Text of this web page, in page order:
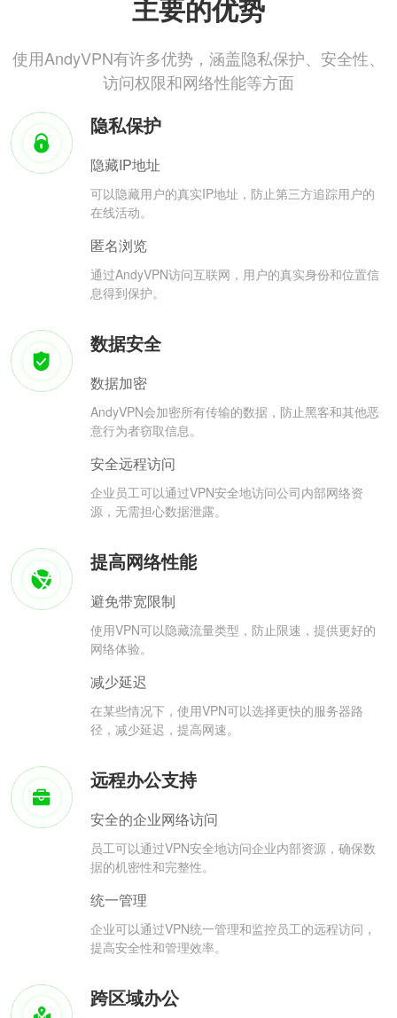
主要的优势
使用AndyVPN有许多优势，涵盖隐私保护、安全性、
访问权限和网络性能等方面
隐私保护
隐藏IP地址
可以隐藏用户的真实IP地址，防止第三方追踪用户的
在线活动。
匿名浏览
通过AndyVPN访问互联网，用户的真实身份和位置信
息得到保护。
数据安全
数据加密
AndyVPN会加密所有传输的数据，防止黑客和其他恶
意行为者窃取信息。
安全远程访问
企业员工可以通过VPN安全地访问公司内部网络资
源，无需担心数据泄露。
提高网络性能
避免带宽限制
使用VPN可以隐藏流量类型，防止限速，提供更好的
网络体验。
减少延迟
在某些情况下，使用VPN可以选择更快的服务器路
径，减少延迟，提高网速。
远程办公支持
安全的企业网络访问
员工可以通过VPN安全地访问企业内部资源，确保数
据的机密性和完整性。
统一管理
企业可以通过VPN统一管理和监控员工的远程访问，
提高安全性和管理效率。
跨区域办公